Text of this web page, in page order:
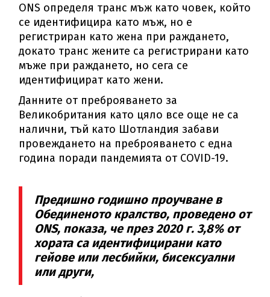
ONS определя транс мъж като човек, който
се идентифицира като мъж, но е
регистриран като жена при раждането,
докато транс жените са регистрирани като
мъже при раждането, но сега се
идентифицират като жени.
Данните от преброяването за
Великобритания като цяло все още не са
налични, тъй като Шотландия забави
провеждането на преброяването с една
година поради пандемията от COVID-19.
Предишно годишно проучване в
Обединеното кралство, проведено от
ONS, показа, че през 2020 г. 3,8% от
хората са идентифицирани като
гейове или лесбийки, бисексуални
или други,